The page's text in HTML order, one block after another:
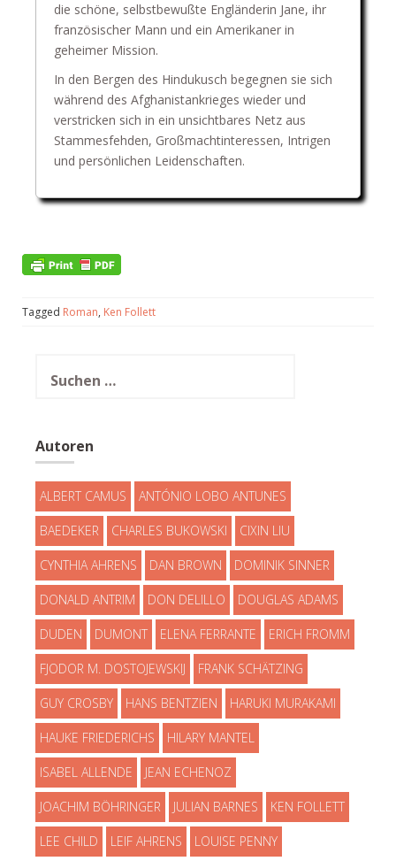
die schöne, selbstbewußte Engländerin Jane, ihr
französischer Mann und ein Amerikaner in
geheimer Mission.
In den Bergen des Hindukusch begegnen sie sich
während des Afghanistankrieges wieder und
verstricken sich in ein unsichtbares Netz aus
Stammesfehden, Großmachtinteressen, Intrigen
und persönlichen Leidenschaften.
Tagged Roman, Ken Follett
nach:
Autoren
ALBERT CAMUS ANTÓNIO LOBO ANTUNES
BAEDEKER CHARLES BUKOWSKI CIXIN LIU
CYNTHIA AHRENS DAN BROWN DOMINIK SINNER
DONALD ANTRIM DON DELILLO DOUGLAS ADAMS
DUDEN DUMONT ELENA FERRANTE ERICH FROMM
FJODOR M. DOSTOJEWSKIJ FRANK SCHÄTZING
GUY CROSBY HANS BENTZIEN HARUKI MURAKAMI
HAUKE FRIEDERICHS HILARY MANTEL
ISABEL ALLENDE JEAN ECHENOZ
JOACHIM BÖHRINGER JULIAN BARNES KEN FOLLETT
LEE CHILD LEIF AHRENS LOUISE PENNY